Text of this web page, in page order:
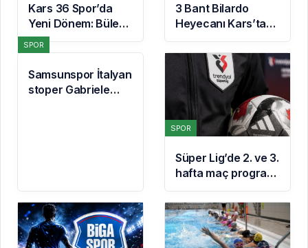
Kars 36 Spor’da
Yeni Dönem: Bülent
Ayan ve Sedat
Aslan Göreve
Başladı
3 Bant Bilardo
Heyecanı Kars’ta
Başlıyor
SPOR
Samsunspor İtalyan
stoper Gabriele
SPOR
Süper Lig’de 2. ve 3.
hafta maç programı
açıklandı